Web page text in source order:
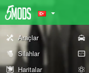
Araçlar
Silahlar
Haritalar